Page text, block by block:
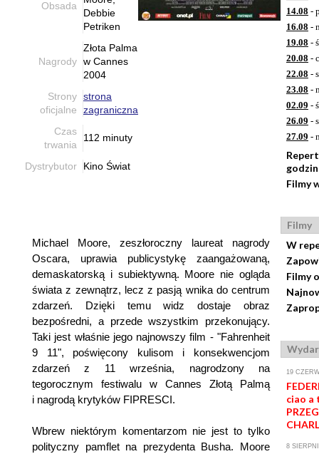
Obsada
Debbie
Petriken
Nagrody
Złota Palma
w Cannes
2004
Strony
oficjalne
strona
zagraniczna
Czas
trwania
112 minuty
Dystrybutor Kino Świat
Michael Moore, zeszłoroczny laureat nagrody
Oscara, uprawia publicystykę zaangażowaną,
demaskatorską i subiektywną. Moore nie ogląda
świata z zewnątrz, lecz z pasją wnika do centrum
zdarzeń. Dzięki temu widz dostaje obraz
bezpośredni, a przede wszystkim przekonujący.
Taki jest właśnie jego najnowszy film - "Fahrenheit
9 11", poświęcony kulisom i konsekwencjom
zdarzeń z 11 września, nagrodzony na
tegorocznym festiwalu w Cannes Złotą Palmą
i nagrodą krytyków FIPRESCI.
Wbrew niektórym komentarzom nie jest to tylko
polityczny pamflet na prezydenta Busha. Moore
14.08 -
16.08 -
19.08 -
20.08 -
22.08 -
23.08 -
02.09 -
26.09 -
27.09 -
Filmy
Filmy
W
Filmy
19
ciao
8